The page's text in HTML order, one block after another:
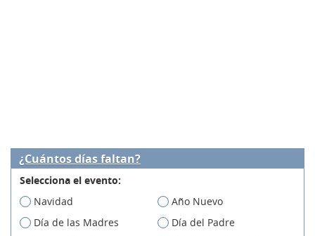
¿Cuántos días faltan?
Selecciona el evento:
Navidad
Año Nuevo
Día de las Madres
Día del Padre